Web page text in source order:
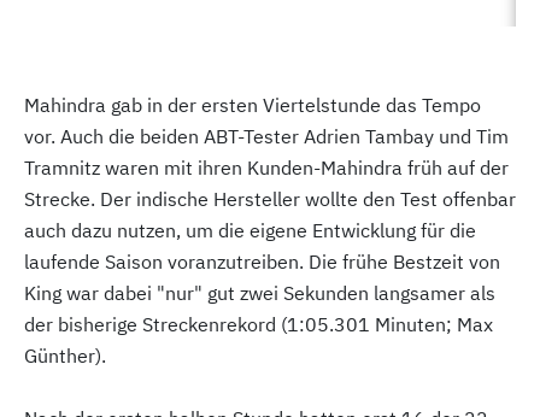
Mahindra gab in der ersten Viertelstunde das Tempo
vor. Auch die beiden ABT-Tester Adrien Tambay und Tim
Tramnitz waren mit ihren Kunden-Mahindra früh auf der
Strecke. Der indische Hersteller wollte den Test offenbar
auch dazu nutzen, um die eigene Entwicklung für die
laufende Saison voranzutreiben. Die frühe Bestzeit von
King war dabei "nur" gut zwei Sekunden langsamer als
der bisherige Streckenrekord (1:05.301 Minuten; Max
Günther).